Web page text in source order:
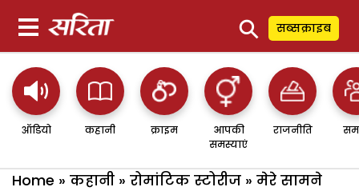
⚲ सब्सक्राइब
ऑडियो कहानी क्राइम
आपकी
समस्याएं
राजनीति
Home » कहानी » रोमांटिक स्टोरीज » मेरे सामने